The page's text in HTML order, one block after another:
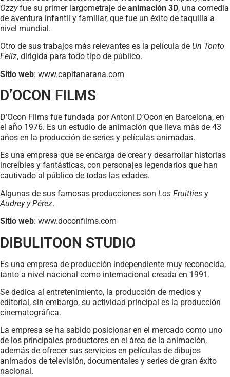
Ozzyfue su primer largometraje de animación 3D, una comedia
de aventura infantil y familiar, que fue un éxito de taquilla a
nivel mundial.
Otro de sus trabajos más relevantes es la película de Un Tonto
Feliz, dirigida para todo tipo de público.
Sitio web: www.capitanarana.com
D’OCON FILMS
D’Ocon Films fue fundada por Antoni D’Ocon en Barcelona, en
el año 1976. Es un estudio de animación que lleva más de 43
años en la producción de series y películas animadas.
Es una empresa que se encarga de crear y desarrollar historias
increíbles y fantásticas, con personajes legendarios que han
cautivado al público de todas las edades.
Algunas de sus famosas producciones son Los Fruitties y
Audrey y Pérez.
Sitio web: www.doconfilms.com
DIBULITOON STUDIO
Es una empresa de producción independiente muy reconocida,
tanto a nivel nacional como internacional creada en 1991.
Se dedica al entretenimiento, la producción de medios y
editorial, sin embargo, su actividad principal es la producción
cinematográfica.
La empresa se ha sabido posicionar en el mercado como uno
de los principales productores en el área de la animación,
además de ofrecer sus servicios en películas de dibujos
animados de televisión, documentales y series de gran éxito
nacional.